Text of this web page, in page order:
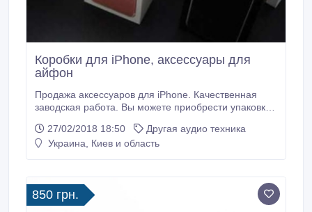
Коробки для iPhone, аксессуары для
айфон
Продажа аксессуаров для iPhone. Качественная
заводская работа. Вы можете приобрести упаковки
Качество, под оригинал. Если Вы потеряли упаковку
и хотите продать свой телефон, или если Вы
27/02/2018 18:50
Другая аудио техника
Украина, Киев и область
850 грн.